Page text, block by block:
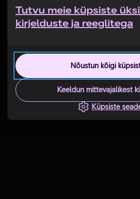
Tutvu meie küpsiste
kirjelduste ja reeglitega
Nõustun kõigi
Keeldun mittevajalikest
Küpsiste